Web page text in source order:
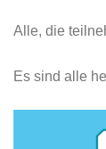
Alle, die
Es sind alle